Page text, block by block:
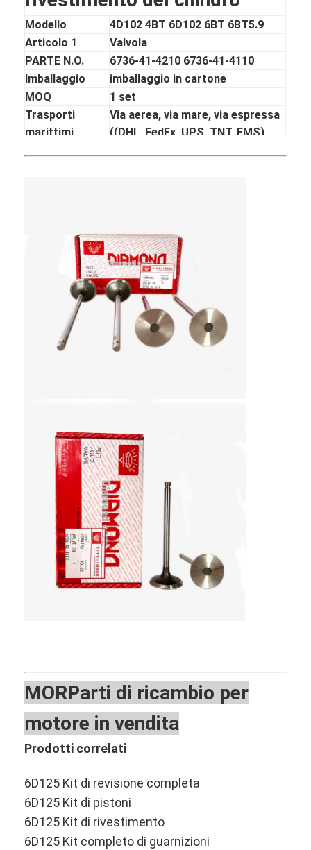
Casa
Prodotti
Spettacolo VR
chi siamo
Visita alla fabbrica
Notizie
Casi
Ora chiacchieri
Parti del motore KOMATSU
Componenti del motore di Caterpillar
Modello
4D102 4BT 6D102 6BT 6BT5.9
Articolo 1
Valvola
PARTE N.O.
6736-41-4210 6736-41-4110
Imballaggio
imballaggio in cartone
MOQ
1 set
Trasporti
marittimi
Via aerea, via mare, via espressa
((DHL, FedEx, UPS, TNT, EMS)
MORParti di ricambio per
motore in vendita
Prodotti correlati
6D125 Kit di revisione completa
6D125 Kit di pistoni
6D125 Kit di rivestimento
6D125 Kit completo di guarnizioni